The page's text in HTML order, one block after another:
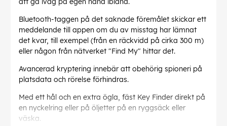
Bluetooth-taggen på det saknade föremålet skickar ett
meddelande till appen om du av misstag har lämnat
det kvar, till exempel (från en räckvidd på cirka 300 m)
eller någon från nätverket "Find My" hittar det.
Avancerad kryptering innebär att obehörig spioneri på
platsdata och rörelse förhindras.
Med ett hål och en extra ögla, fäst Key Finder direkt på
en nyckelring eller på öljetter på en ryggsäck eller
väska.